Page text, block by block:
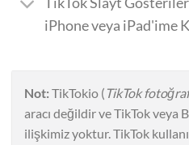
iPhone veya iPad'ime
Not: TikTokio ( TikTok
aracı değildir ve TikTok veya
ilişkimiz yoktur. TikTok